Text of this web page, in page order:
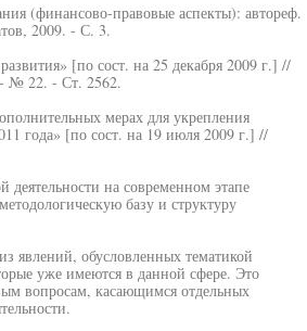
(финансово-правовые аспекты): автореф.
2009. - С. 3.
[по сост. на 25 декабря 2009 г.] //
- № 22. - Ст. 2562.
мерах для укрепления
года» [по сост. на 19 июля 2009 г.] //
на современном этапе
базу и структуру
явлений, обусловленных тематикой
уже имеются в данной сфере. Это
вопросам, касающимся отдельных